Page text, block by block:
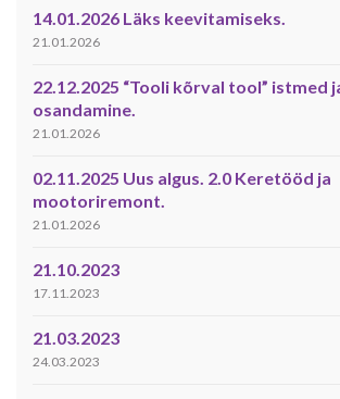
14.01.2026 Läks keevitamiseks.
21.01.2026
22.12.2025 “Tooli kõrval tool” istmed
osandamine.
21.01.2026
02.11.2025 Uus algus. 2.0 Keretööd ja
mootoriremont.
21.01.2026
21.10.2023
17.11.2023
21.03.2023
24.03.2023